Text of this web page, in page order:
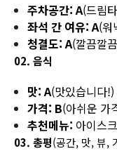
주차공간:A(드림
좌석 간 여유: A(워
청결도: A(깔끔깔
02. 음식
맛: A(맛있습니다!)
가격: B(아쉬운 가
추천메뉴: 아이스
03. 총평(공간, 맛, 뷰,